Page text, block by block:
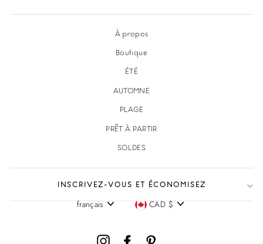
À propos
Boutique
ÉTÉ
AUTOMNE
PLAGE
PRÊT À PARTIR
SOLDES
INSCRIVEZ-VOUS ET ÉCONOMISEZ
Langue
français Devise
CAD $
InstagramFacebook